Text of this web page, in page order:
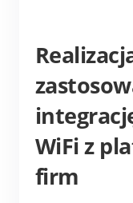
WiFi z
firm